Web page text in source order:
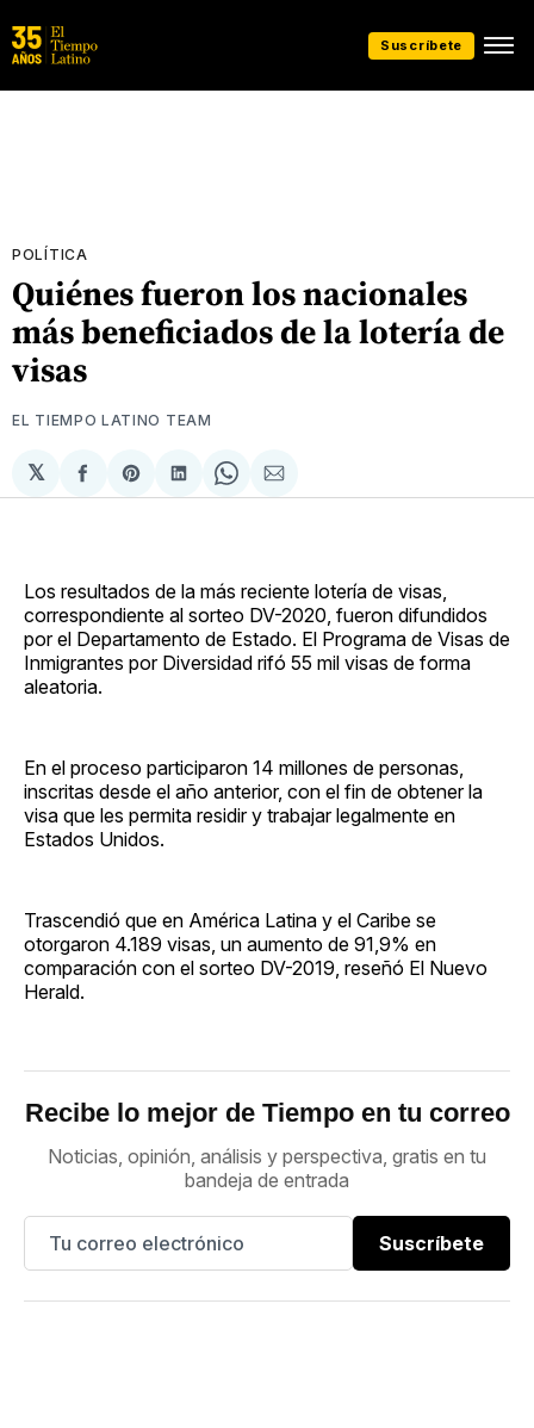
Suscríbete
POLÍTICA
Quiénes fueron los nacionales
más beneficiados de la lotería de
visas
EL TIEMPO LATINO TEAM
𝕏
Compartir
en
Share
on
Compartir
en
Share
on
Compartir
via
Los resultados de la más reciente lotería de visas,
correspondiente al sorteo DV-2020, fueron difundidos
por el Departamento de Estado. El Programa de Visas de
Inmigrantes por Diversidad rifó 55 mil visas de forma
aleatoria.
En el proceso participaron 14 millones de personas,
inscritas desde el año anterior, con el fin de obtener la
visa que les permita residir y trabajar legalmente en
Estados Unidos.
Trascendió que en América Latina y el Caribe se
otorgaron 4.189 visas, un aumento de 91,9% en
comparación con el sorteo DV-2019, reseñó El Nuevo
Herald.
Recibe lo mejor de Tiempo en tu correo
Noticias, opinión, análisis y perspectiva, gratis en tu
bandeja de entrada
Suscríbete